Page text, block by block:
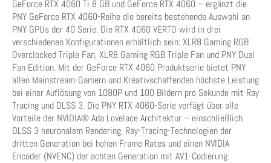
GeForce RTX 4060 Ti 8 GB und GeForce RTX 4060 – ergänzt die
PNY GeForce RTX 4060-Reihe die bereits bestehende Auswahl an
PNY GPUs der 40 Serie. Die RTX 4060 VERTO wird in drei
verschiedenen Konfigurationen erhältlich sein: XLR8 Gaming RGB
Overclocked Triple Fan, XLR8 Gaming RGB Triple Fan und PNY Dual
Fan Edition. Mit der GeForce RTX 4060 Produktserie bietet PNY
allen Mainstream-Gamern und Kreativschaffenden höchste Leistung
bei einer Auflösung von 1080P und 100 Bildern pro Sekunde mit Ray
Tracing und DLSS 3. Die PNY RTX 4060-Serie verfügt über alle
Vorteile der NVIDIA® Ada Lovelace Architektur – einschließlich
DLSS 3 neuronalem Rendering, Ray-Tracing-Technologien der
dritten Generation bei hohen Frame Rates und einen NVIDIA
Encoder (NVENC) der achten Generation mit AV1-Codierung.